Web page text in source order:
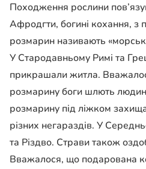
Походження рослини
Афродгти, богині кохання, з
розмарин називають
У Стародавньому Римі та
прикрашали житла.
розмарину боги шлють
розмарину під ліжком
різних негараздів. У
та Різдво. Страви також
Вважалося, що подарована